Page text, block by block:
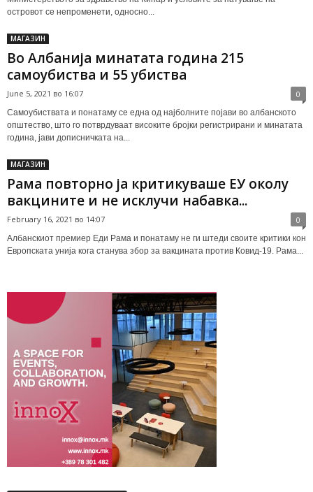
островот се непроменети, односно...
МАГАЗИН
Во Албанија минатата година 215
самоубиства и 55 убиства
June 5, 2021 во 16:07 0
Самоубиствата и понатаму се една од најболните појави во албанското
општество, што го потврдуваат високите бројки регистрирани и минатата
година, јави дописничката на...
МАГАЗИН
Рама повторно ја критикуваше ЕУ околу
вакцините и не исклучи набавка...
February 16, 2021 во 14:07 0
Албанскиот премиер Еди Рама и понатаму не ги штеди своите критики кон
Европската унија кога станува збор за вакцината против Ковид-19. Рама...